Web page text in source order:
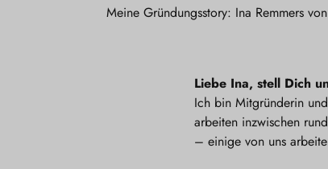
Meine Gründungsstory: Ina Remmers
Liebe Ina, stell Dich
Ich bin Mitgründerin
arbeiten inzwischen
– einige von uns